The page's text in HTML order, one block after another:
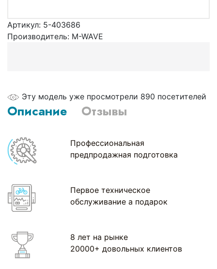
Артикул: 5-403686
Производитель: M-WAVE
Эту модель уже просмотрели 890 посетителей
Описание Отзывы
Профессиональная
предпродажная подготовка
Первое техническое
обслуживание а подарок
8 лет на рынке
20000+ довольных клиентов